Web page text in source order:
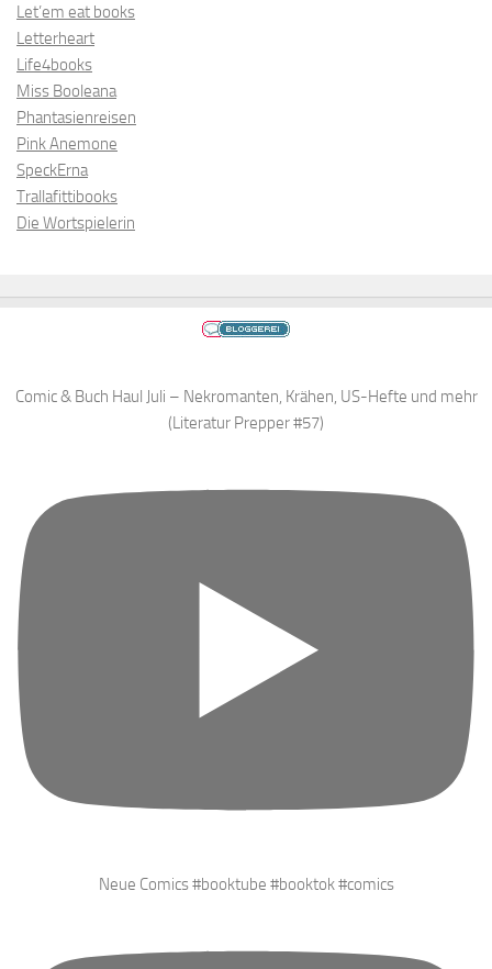
Let’em eat books
Letterheart
Life4books
Miss Booleana
Phantasienreisen
Pink Anemone
SpeckErna
Trallafittibooks
Die Wortspielerin
Comic & Buch Haul Juli – Nekromanten, Krähen, US-Hefte und mehr
(Literatur Prepper #57)
Neue Comics #booktube #booktok #comics